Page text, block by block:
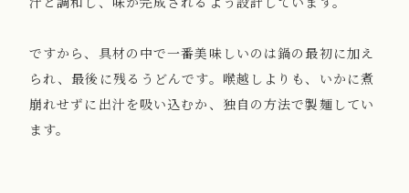
ですから、具材の中で一番美味しいのは鍋の最初に加え
られ、最後に残るうどんです。喉越しよりも、いかに煮
崩れせずに出汁を吸い込むか、独自の方法で製麺してい
ます。